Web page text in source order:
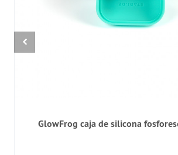
GlowFrog caja de silicona